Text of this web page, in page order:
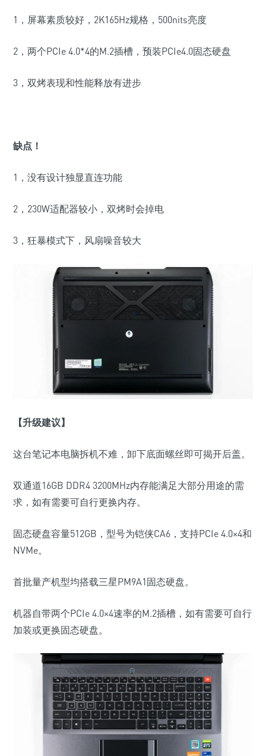
1，屏幕素质较好，2K165Hz规格，500nits亮度
2，两个PCIe 4.0*4的M.2插槽，预装PCIe4.0固态硬盘
3，双烤表现和性能释放有进步
缺点！
1， 没有设计独显直连功能
2，230W适配器较小，双烤时会掉电
3， 狂暴模式下，风扇噪音较大
【升级建议】
这台笔记本电脑拆机不难，卸下底面螺丝即可揭开后盖。
双通道16GB DDR4 3200MHz内存能满足大部分用途的需
求，如有需要可自行更换内存。
固态硬盘容量512GB，型号为铠侠CA6，支持PCIe 4.0×4和
NVMe。
首批量产机型均搭载三星PM9A1固态硬盘。
机器自带两个PCIe 4.0×4速率的M.2插槽，如有需要可自行
加装或更换固态硬盘。